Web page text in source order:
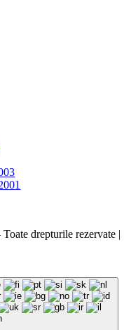
drepturile rezervate |